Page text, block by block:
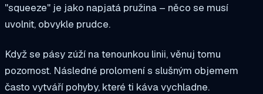
"squeeze" je jako napjatá pružina – něco se musí
uvolnit, obvykle prudce.
Když se pásy zúží na tenounkou linii, věnuj tomu
pozornost. Následné prolomení s slušným objemem
často vytváří pohyby, které ti káva vychladne.